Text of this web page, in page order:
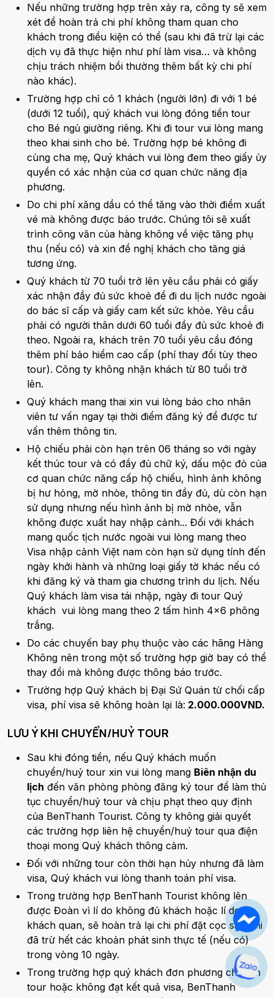
Nếu những trường hợp trên xảy ra, công ty sẽ xem
xét để hoàn trả chi phí không tham quan cho
khách trong điều kiện có thể (sau khi đã trừ lại các
dịch vụ đã thực hiện như phí làm visa… và không
chịu trách nhiệm bồi thường thêm bất kỳ chi phí
nào khác).
Trường hợp chỉ có 1 khách (người lớn) đi với 1 bé
(dưới 12 tuổi), quý khách vui lòng đóng tiền tour
cho Bé ngủ giường riêng. Khi đi tour vui lòng mang
theo khai sinh cho bé. Trường hợp bé không đi
cùng cha mẹ, Quý khách vui lòng đem theo giấy ủy
quyền có xác nhận của cơ quan chức năng địa
phương.
Do chi phí xăng dầu có thể tăng vào thời điểm xuất
vé mà không được báo trước. Chúng tôi sẽ xuất
trình công văn của hàng không về việc tăng phụ
thu (nếu có) và xin đề nghị khách cho tăng giá
tương ứng.
Quý khách từ 70 tuổi trở lên yêu cầu phải có giấy
xác nhận đầy đủ sức khoẻ để đi du lịch nước ngoài
do bác sĩ cấp và giấy cam kết sức khỏe. Yêu cầu
phải có người thân dưới 60 tuổi đầy đủ sức khoẻ đi
theo. Ngoài ra, khách trên 70 tuổi yêu cầu đóng
thêm phí bảo hiểm cao cấp (phí thay đổi tùy theo
tour). Công ty không nhận khách từ 80 tuổi trở
lên.
Quý khách mang thai xin vui lòng báo cho nhân
viên tư vấn ngay tại thời điểm đăng ký để được tư
vấn thêm thông tin.
Hộ chiếu phải còn hạn trên 06 tháng so với ngày
kết thúc tour và có đầy đủ chữ ký, dấu mộc đỏ của
cơ quan chức năng cấp hộ chiếu, hình ảnh không
bị hư hỏng, mờ nhòe, thông tin đầy đủ, dù còn hạn
sử dụng nhưng nếu hình ảnh bị mờ nhòe, vẫn
không được xuất hay nhập cảnh... Đối với khách
mang quốc tịch nước ngoài vui lòng mang theo
Visa nhập cảnh Việt nam còn hạn sử dụng tính đến
ngày khởi hành và những loại giấy tờ khác nếu có
khi đăng ký và tham gia chương trình du lịch. Nếu
Quý khách làm visa tái nhập, ngày đi tour Quý
khách vui lòng mang theo 2 tấm hình 4x6 phông
trắng.
Do các chuyến bay phụ thuộc vào các hãng Hàng
Không nên trong một số trường hợp giờ bay có thể
thay đổi mà không được thông báo trước.
Trường hợp Quý khách bị Đại Sứ Quán từ chối cấp
visa, phí visa sẽ không hoàn lại là: 2.000.000VND.
LƯU Ý KHI CHUYỂN/HUỶ TOUR
Sau khi đóng tiền, nếu Quý khách muốn
chuyển/huỷ tour xin vui lòng mang Biên nhận du
lịch đến văn phòng phòng đăng ký tour để làm thủ
tục chuyển/huỷ tour và chịu phạt theo quy định
của BenThanh Tourist. Công ty không giải quyết
các trường hợp liên hệ chuyển/huỷ tour qua điện
thoại mong Quý khách thông cảm.
Đối với những tour còn thời hạn hủy nhưng đã làm
visa, Quý khách vui lòng thanh toán phí visa.
Trong trường hợp BenThanh Tourist không lên
được Đoàn vì lí do không đủ khách hoặc lí do
khách quan, sẽ hoàn trả lại chi phí đặt cọc sau khi
đã trừ hết các khoản phát sinh thực tế (nếu có)
trong vòng 10 ngày.
Trong trường hợp quý khách đơn phương chuyển
tour hoặc không đạt kết quả visa, BenThanh